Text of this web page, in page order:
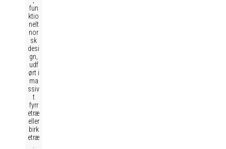
fun
ktio
nelt
nor
sk
desi
gn,
udf
ørt i
ma
ssiv
t
fyrr
etræ
eller
birk
etræ